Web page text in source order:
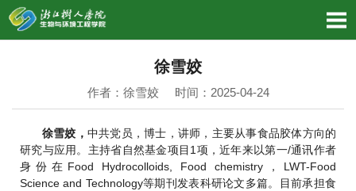
徐雪姣
作者：徐雪姣 时间：2025-04-24
徐雪姣， 中共党员，博士，讲师，主要从事食品胶体方向的
研究与应用。主持省自然基金项目1项，近年来以第一/通讯作者
身份在Food Hydrocolloids, Food chemistry，LWT-Food
Science and Technology等期刊发表科研论文多篇。目前承担食